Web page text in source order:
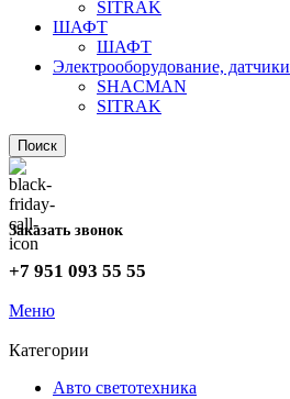
SITRAK
ШАФТ
ШАФТ
Электрооборудование, датчики
SHACMAN
SITRAK
Поиск
Заказать звонок
+7 951 093 55 55
Меню
Категории
Авто светотехника